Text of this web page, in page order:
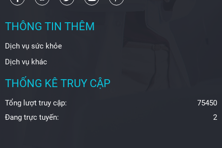
THÔNG TIN THÊM
Dịch vụ sức khỏe
Dịch vụ khác
THỐNG KÊ TRUY CẬP
Tổng lượt truy cập:
75450
Đang trực tuyến:
2